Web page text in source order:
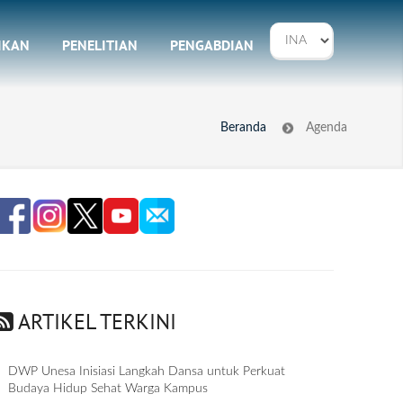
PENELITIAN PENGABDIAN
Beranda Agenda
ARTIKEL TERKINI
DWP Unesa Inisiasi Langkah Dansa untuk Perkuat
Budaya Hidup Sehat Warga Kampus